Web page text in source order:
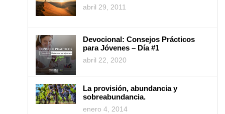
abril 29, 2011
Devocional: Consejos Prácticos
para Jóvenes – Día #1
abril 22, 2020
La provisión, abundancia y
sobreabundancia.
enero 4, 2014